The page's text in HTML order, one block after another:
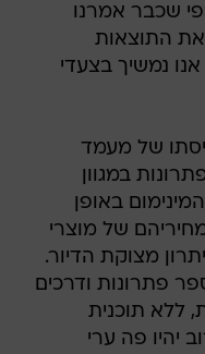
שכבר אמרנו
התוצאות
נמשיך בצעדי
של מעמד
במגוון
באופן
של מוצרי
מצוקת הדיור.
פתרונות ודרכים
ללא תוכנית
יהיו פה ערי